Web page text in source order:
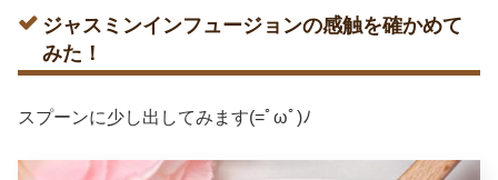
ジャスミンインフュージョンの感触を確かめて
みた！
スプーンに少し出してみます(=ﾟωﾟ)ﾉ